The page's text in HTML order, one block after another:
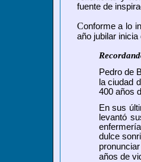
fuente de
Conforme a lo
año jubilar
Pedro de
la ciudad
400 años
En sus
levantó
dulce
años de